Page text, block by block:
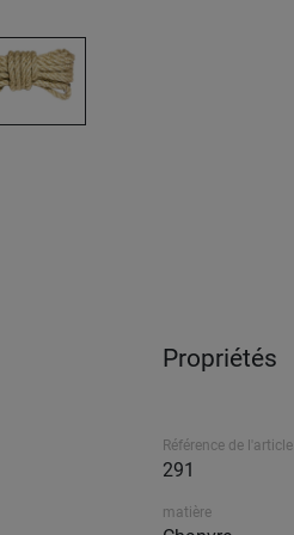
Propriétés
Référence de l'article
291
matière